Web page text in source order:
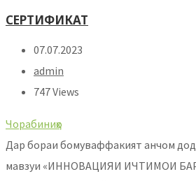
СЕРТИФИКАТ
07.07.2023
admin
747 Views
Чорабиниҳо
Дар бораи бомуваффакият анчом
мавзуи «ИННОВАЦИЯИ ИЧТИМОИ